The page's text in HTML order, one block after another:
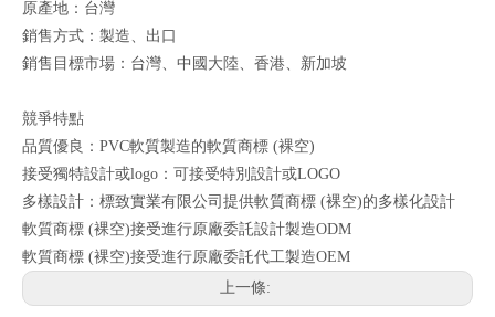
原產地：台灣
銷售方式：製造、出口
銷售目標市場：台灣、中國大陸、香港、新加坡
競爭特點
品質優良：PVC軟質製造的軟質商標 (裸空)
接受獨特設計或logo：可接受特別設計或LOGO
多樣設計：標致實業有限公司提供軟質商標 (裸空)的多樣化設計
軟質商標 (裸空)接受進行原廠委託設計製造ODM
軟質商標 (裸空)接受進行原廠委託代工製造OEM
上一條: